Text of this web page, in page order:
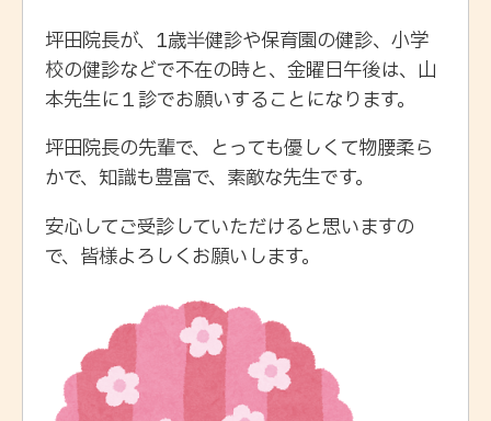
坪田院長が、1歳半健診や保育園の健診、小学
校の健診などで不在の時と、金曜日午後は、山
本先生に１診でお願いすることになります。
坪田院長の先輩で、とっても優しくて物腰柔ら
かで、知識も豊富で、素敵な先生です。
安心してご受診していただけると思いますの
で、皆様よろしくお願いします。